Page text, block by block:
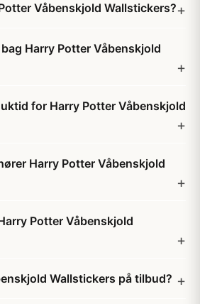
Våbenskjold Wallstickers?
Harry Potter Våbenskjold
for Harry Potter Våbenskjold
Harry Potter Våbenskjold
Potter Våbenskjold
Wallstickers på tilbud?